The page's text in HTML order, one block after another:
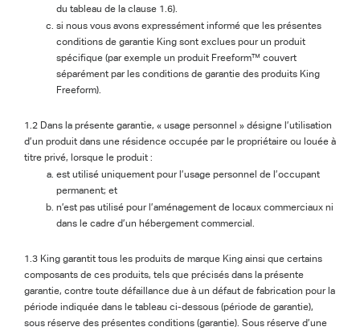
du tableau de la clause 1.6).
si nous vous avons expressément informé que les présentes
conditions de garantie King sont exclues pour un produit
spécifique (par exemple un produit Freeform™ couvert
séparément par les conditions de garantie des produits King
Freeform).
1.2 Dans la présente garantie, « usage personnel » désigne l’utilisation
d’un produit dans une résidence occupée par le propriétaire ou louée à
titre privé, lorsque le produit :
est utilisé uniquement pour l’usage personnel de l’occupant
permanent; et
n’est pas utilisé pour l’aménagement de locaux commerciaux ni
dans le cadre d’un hébergement commercial.
1.3 King garantit tous les produits de marque King ainsi que certains
composants de ces produits, tels que précisés dans la présente
garantie, contre toute défaillance due à un défaut de fabrication pour la
période indiquée dans le tableau ci-dessous (période de garantie),
sous réserve des présentes conditions (garantie). Sous réserve d’une